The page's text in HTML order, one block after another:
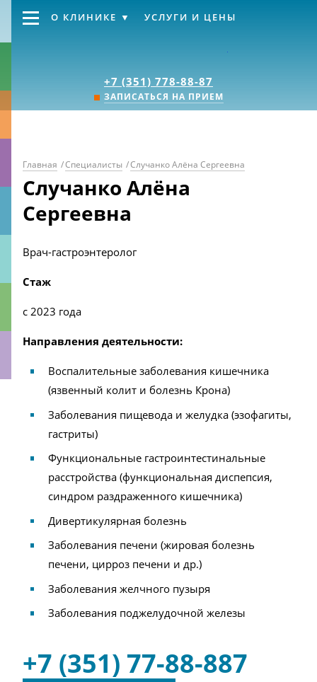
+7 (351) 778-88-87
ЗАПИСАТЬСЯ НА ПРИЕМ
О КЛИНИКЕ УСЛУГИ И ЦЕНЫ
Главная /Специалисты /Случанко Алёна Сергеевна
Случанко Алёна
Сергеевна
Врач-гастроэнтеролог
Стаж
с 2023 года
Направления деятельности:
Воспалительные заболевания кишечника
(язвенный колит и болезнь Крона)
Заболевания пищевода и желудка (эзофагиты,
гастриты)
Функциональные гастроинтестинальные
расстройства (функциональная диспепсия,
синдром раздраженного кишечника)
Дивертикулярная болезнь
Заболевания печени (жировая болезнь
печени, цирроз печени и др.)
Заболевания желчного пузыря
Заболевания поджелудочной железы
+7 (351) 77-88-887